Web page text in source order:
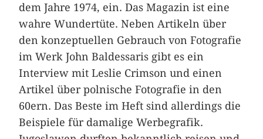
dem Jahre 1974, ein. Das Magazin ist eine
wahre Wundertüte. Neben Artikeln über
den konzeptuellen Gebrauch von Fotografie
im Werk John Baldessaris gibt es ein
Interview mit Leslie Crimson und einen
Artikel über polnische Fotografie in den
60ern. Das Beste im Heft sind allerdings die
Beispiele für damalige Werbegrafik.